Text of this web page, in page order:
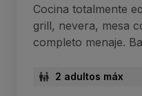
Cocina totalmente
grill, nevera, mesa
completo menaje.
2 adultos máx